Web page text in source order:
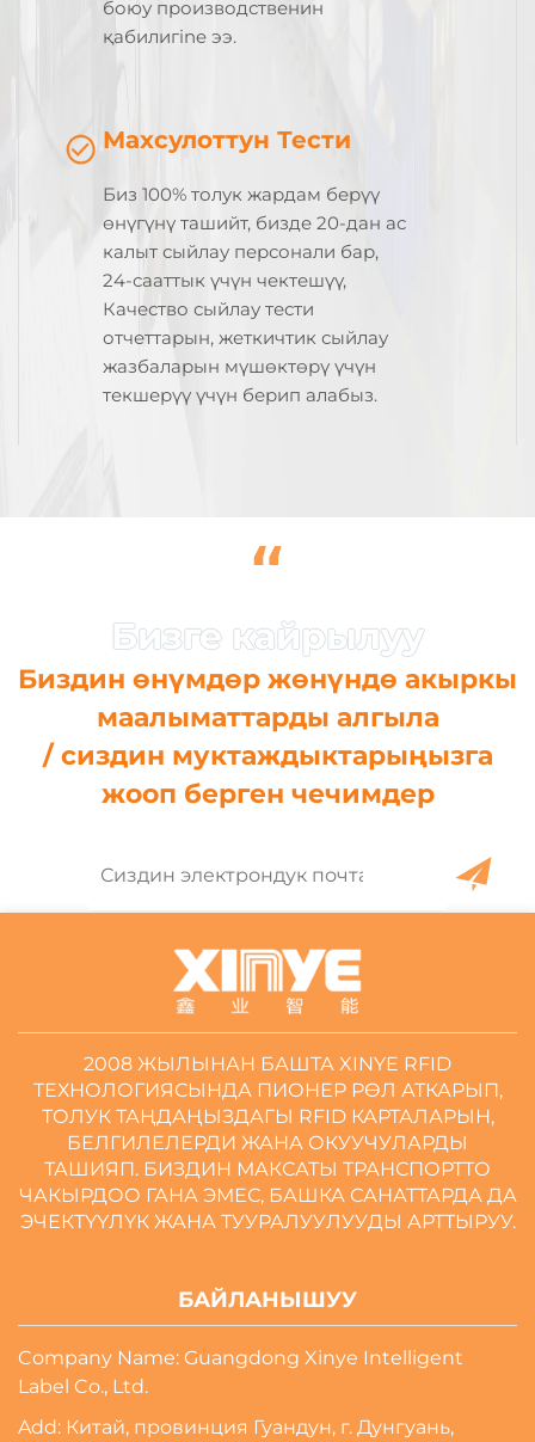
боюу производственин
қабилигine ээ.
Махсулоттун Тести
Биз 100% толук жардам берүү
өнүгүнү ташийт, бизде 20-дан ас
калыт сыйлау персонали бар,
24-сааттык үчүн чектешүү,
Качество сыйлау тести
отчеттарын, жеткичтик сыйлау
жазбаларын мүшөктөрү үчүн
текшерүү үчүн берип алабыз.
“
Биздин өнүмдөр жөнүндө акыркы
маалыматтарды алгыла
/ сиздин муктаждыктарыңызга
жооп берген чечимдер
2008 ЖЫЛЫНАН БАШТА XINYE RFID
ТЕХНОЛОГИЯСЫНДА ПИОНЕР РӨЛ АТКАРЫП,
ТОЛУК ТАҢДАҢЫЗДАГЫ RFID КАРТАЛАРЫН,
БЕЛГИЛЕЛЕРДИ ЖАНА ОКУУЧУЛАРДЫ
ТАШИЯП. БИЗДИН МАКСАТЫ ТРАНСПОРТТО
ЧАКЫРДОО ГАНА ЭМЕС, БАШКА САНАТТАРДА ДА
ЭЧЕКТҮҮЛҮК ЖАНА ТУУРАЛУУЛУУДЫ АРТТЫРУУ.
БАЙЛАНЫШУУ
Company Name: Guangdong Xinye Intelligent
Label Co., Ltd.
Add: Китай, провинция Гуандун, г. Дунгуань,